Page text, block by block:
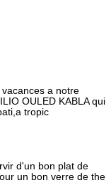
a notre
OULED KABLA qui
tropic
d'un bon plat de
un bon verre de the